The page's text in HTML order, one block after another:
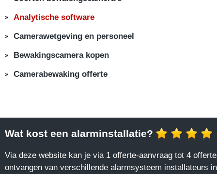
Analytische software
Camerawetgeving en personeel
Bewakingscamera kopen
Camerabewaking offerte
Wat kost een alarminstallatie?
Via deze website kan je via 1 offerte-aanvraag tot 4
ontvangen van verschillende alarmsysteem installateurs in